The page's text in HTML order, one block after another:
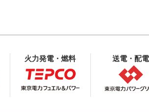
火力発電・燃料 送電・配電